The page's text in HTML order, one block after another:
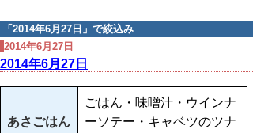
「 2014年6月27日 」で絞込み
2014年6月27日
2014年6月27日
あさごはん
ごはん・味噌汁・ウインナ
ーソテー・キャベツのツナ